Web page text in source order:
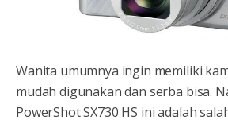
Wanita umumnya ingin memiliki
mudah digunakan dan serba bisa.
PowerShot SX730 HS ini adalah